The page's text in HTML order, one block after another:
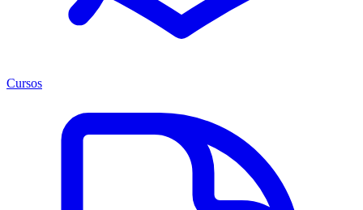
Cursos